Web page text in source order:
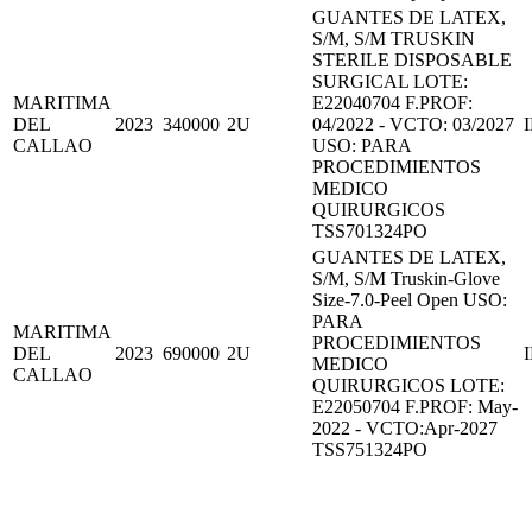
MARITIMA
DEL
CALLAO
2023 340000 2U
GUANTES DE LATEX,
S/M, S/M TRUSKIN
STERILE DISPOSABLE
SURGICAL LOTE:
E22040704 F.PROF:
04/2022 - VCTO: 03/2027
USO: PARA
PROCEDIMIENTOS
MEDICO
QUIRURGICOS
TSS701324PO
MARITIMA
DEL
CALLAO
2023 690000 2U
GUANTES DE LATEX,
S/M, S/M Truskin-Glove
Size-7.0-Peel Open USO:
PARA
PROCEDIMIENTOS
MEDICO
QUIRURGICOS LOTE:
E22050704 F.PROF: May-
2022 - VCTO:Apr-2027
TSS751324PO